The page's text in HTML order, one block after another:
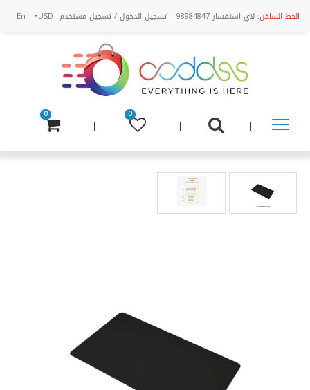
الخط الساخن: لاي استفسار 98984847 تسجيل الدخول/تسجيل مستخدم USD
En
الفئة
0
0